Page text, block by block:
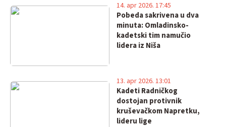
Pobeda sakrivena u dva
minuta: Omladinsko-
kadetski tim namučio
lidera iz Niša
14. apr 2026. 17:45
Kadeti Radničkog
dostojan protivnik
kruševačkom Napretku,
lideru lige
13. apr 2026. 13:01